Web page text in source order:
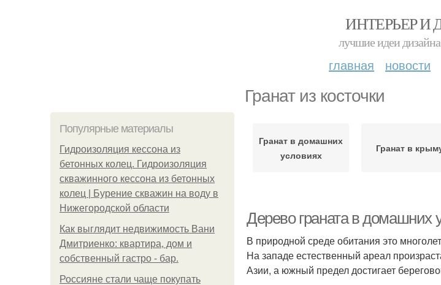
ИНТЕРЬЕР И
лучшие идеи
главная новости
Гранат из косточки
Популярные материалы
Гидроизоляция кессона из
бетонных колец. Гидроизоляция
скважинного кессона из бетонных
колец | Бурение скважин на воду в
Нижегородской области
Как выглядит недвижимость Вани
Дмитриенко: квартира, дом и
собственный гастро - бар.
Россияне стали чаще покупать
Гранат в домашних
условиях
Гранат в
Дерево граната в домашних
В природной среде обитания это
На западе естественный ареал
Азии, а южный предел достигает